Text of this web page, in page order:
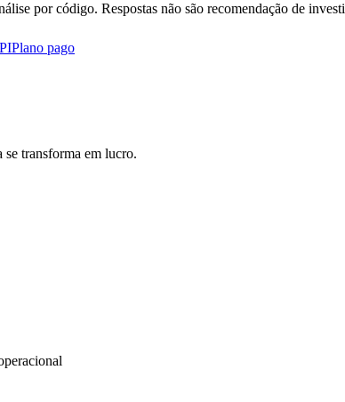
por código. Respostas não são recomendação de
Plano pago
transforma em lucro.